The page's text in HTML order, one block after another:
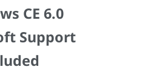
CE 6.0
Support